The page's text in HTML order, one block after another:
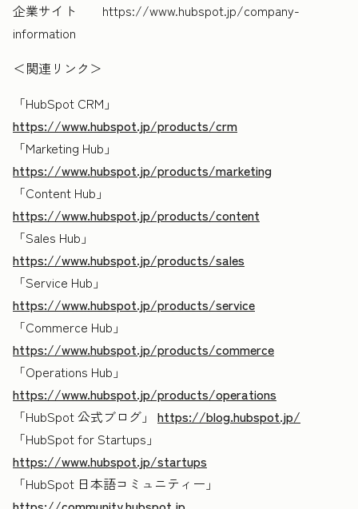
企業サイト https://www.hubspot.jp/company-
information
＜関連リンク＞
「HubSpot CRM」
https://www.hubspot.jp/products/crm
「Marketing Hub」
https://www.hubspot.jp/products/marketing
「Content Hub」
https://www.hubspot.jp/products/content
「Sales Hub」
https://www.hubspot.jp/products/sales
「Service Hub」
https://www.hubspot.jp/products/service
「Commerce Hub」
https://www.hubspot.jp/products/commerce
「Operations Hub」
https://www.hubspot.jp/products/operations
「HubSpot 公式ブログ」 https://blog.hubspot.jp/
「HubSpot for Startups」
https://www.hubspot.jp/startups
「HubSpot 日本語コミュニティー」